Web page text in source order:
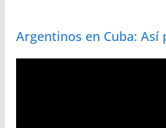
Argentinos en Cuba: Así